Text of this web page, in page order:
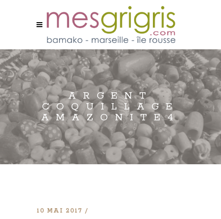
ARGENT
COQUILLAGE
AMAZONITE4
10 MAI 2017